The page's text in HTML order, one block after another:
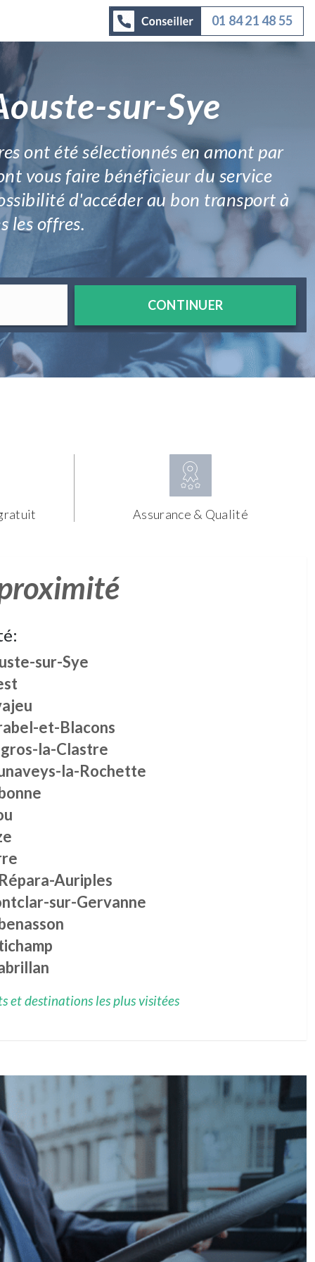
01 84 21 48 55
sur-Sye
ont été sélectionnés en amont par
vous faire bénéficieur du service
d'accéder au bon transport à
les offres.
CONTINUER
Assurance & Qualité
sur-Sye
et-Blacons
la-Clastre
la-Rochette
Auriples
sur-Gervanne
et destinations les plus visitées